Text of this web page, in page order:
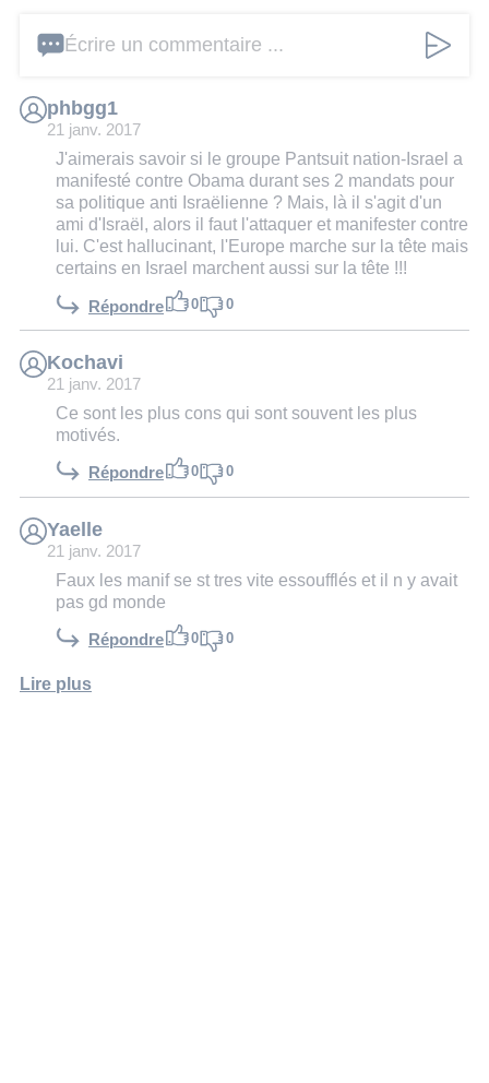
Écrire un commentaire ...
phbgg1
21 janv. 2017
J'aimerais savoir si le groupe Pantsuit nation-Israel a
manifesté contre Obama durant ses 2 mandats pour
sa politique anti Israëlienne ? Mais, là il s'agit d'un
ami d'Israël, alors il faut l'attaquer et manifester contre
lui. C'est hallucinant, l'Europe marche sur la tête mais
certains en Israel marchent aussi sur la tête !!!
Répondre 0 0
Kochavi
21 janv. 2017
Ce sont les plus cons qui sont souvent les plus
motivés.
Répondre 0 0
Yaelle
21 janv. 2017
Faux les manif se st tres vite essoufflés et il n y avait
pas gd monde
Répondre 0 0
Lire plus